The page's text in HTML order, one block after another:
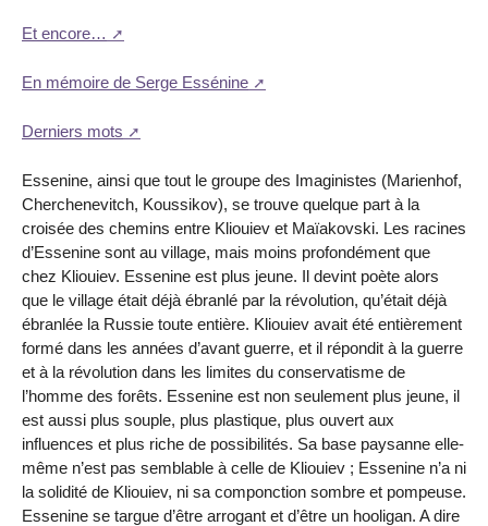
Et encore…
En mémoire de Serge Essénine
Derniers mots
Essenine, ainsi que tout le groupe des Imaginistes (Marienhof,
Cherchenevitch, Koussikov), se trouve quelque part à la
croisée des chemins entre Kliouiev et Maïakovski. Les racines
d’Essenine sont au village, mais moins profondément que
chez Kliouiev. Essenine est plus jeune. Il devint poète alors
que le village était déjà ébranlé par la révolution, qu’était déjà
ébranlée la Russie toute entière. Kliouiev avait été entièrement
formé dans les années d’avant guerre, et il répondit à la guerre
et à la révolution dans les limites du conservatisme de
l’homme des forêts. Essenine est non seulement plus jeune, il
est aussi plus souple, plus plastique, plus ouvert aux
influences et plus riche de possibilités. Sa base paysanne elle-
même n’est pas semblable à celle de Kliouiev ; Essenine n’a ni
la solidité de Kliouiev, ni sa componction sombre et pompeuse.
Essenine se targue d’être arrogant et d’être un hooligan. A dire